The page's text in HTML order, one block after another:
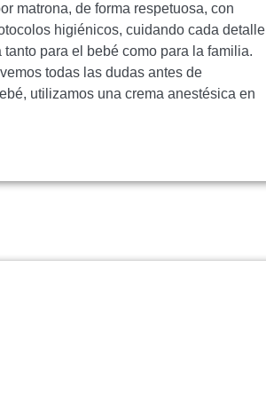
matrona, de forma respetuosa, con
higiénicos, cuidando cada detalle
para el bebé como para la familia.
todas las dudas antes de
utilizamos una crema anestésica en